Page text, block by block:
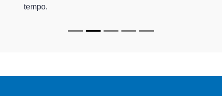
tempo.